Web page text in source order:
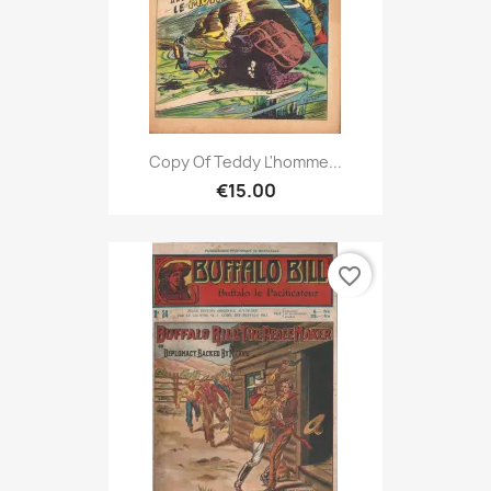
Copy Of Teddy L'homme...
€15.00
favorite_border